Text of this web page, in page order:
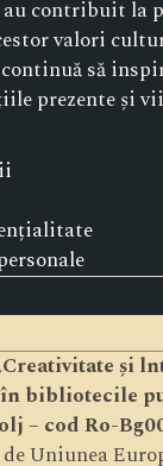
contribuit la
valori
să
prezente și
Creativitate și
bibliotecile
– cod Ro-
Uniunea